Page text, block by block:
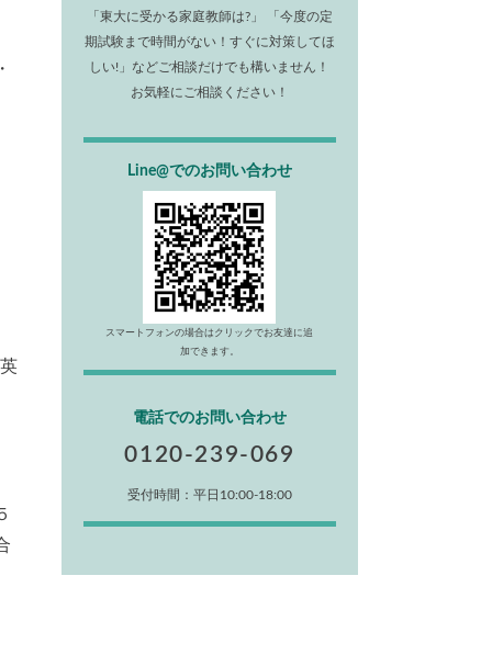
「東大に受かる家庭教師は?」 「今度の定
期試験まで時間がない！すぐに対策してほ
しい!」などご相談だけでも構いません！
お気軽にご相談ください！
Line@でのお問い合わせ
スマートフォンの場合はクリックでお友達に追
加できます。
電話でのお問い合わせ
0120-239-069
受付時間：平日10:00-18:00